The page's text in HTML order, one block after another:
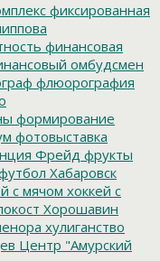
фиксированная
финансовая
омбудсмен
флюорография
формирование
фотовыставка
Фрейд фрукты
Хабаровск
с мячом хоккей с
Хорошавин
хулиганство
Центр "Амурский